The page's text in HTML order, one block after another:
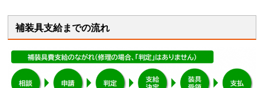
補装具支給までの流れ